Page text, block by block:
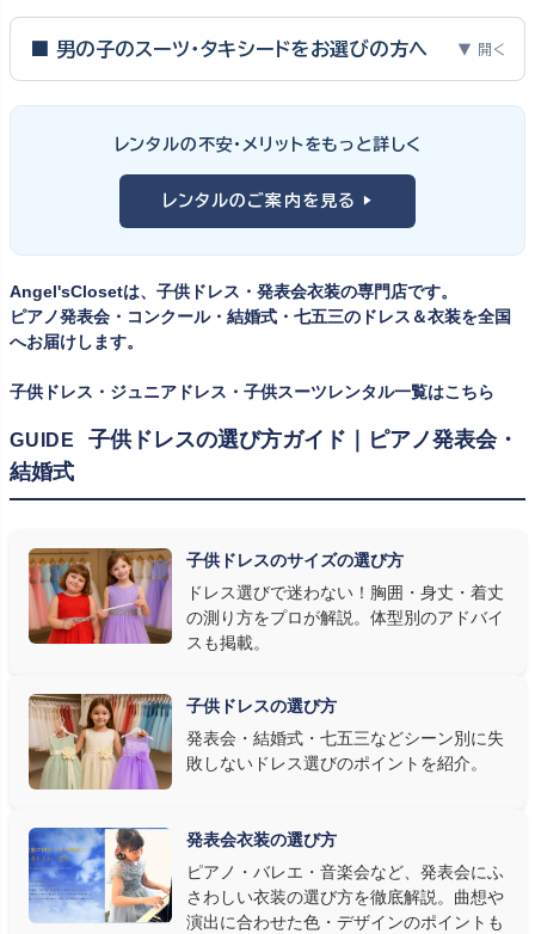
ピアノ発表会・バイオリン発表会・コンクールの舞台は、お子様にと
って特別な一日。元ピアノ教師としての経験から、衣装選びで大切
① サイズは"ジャストフィット"を選ぶ
舞台上で最も美しく見えるのは、お子様の体にきちんと合ったサ
イズのドレス・スーツです。「大きめを買って長く着せたい」という
何よりお子様を輝かせます。レンタルなら、その時のジャストサイ
ズを遠慮なく選べるのが最大のメリット。胸囲・身丈の正しい測り
② 舞台で映える色・楽器に合うデザインを選ぶ
発表会の舞台は照明が強く、客席からは意外と色味が飛んで見え
ます。ネイビー・ブラック・深みのあるジュエルカラーはホールの照
す。またピアノ演奏なら落ち着いたシックなトーン、バイオリンやソ
ロ演奏なら華やかで視線を集めるデザイン、合唱やアンサンブル
なら衣装同士が調和するクラシカルな色合い、と演目に合わせた
③ 演奏の動きを妨げない設計か確認する
発表会ドレス選びで見落とされがちなのが"動きやすさ"です。ピ
アノならペダル操作を妨げない丈感、バイオリンなら弓を動かす
右腕のゆとり、管楽器なら胸元の締め付けがないこと——演奏の
質は衣装で変わります。Angel's Closetのレンタル衣装は、元ピ
アノ教師の店長が発表会・コンクールでのご使用を前提に厳選し
た商品
を多数ご用意しています。
■ 男の子のスーツ・タキシードをお選びの方へ ▼ 開く
向け、スリーピーススーツやベストスタイルは合唱・アンサンブル向
けと、シーンで使い分けるのがおすすめです。詳しくは
ツ・タキシード一覧
レンタルの不安・メリットをもっと詳しく
レンタルのご案内を見る ▶
Angel'sClosetは、子供ドレス・発表会衣装の専門店です。
ピアノ発表会・コンクール・結婚式・七五三のドレス＆衣装を全国
へお届けします。
子供ドレス・ジュニアドレス・子供スーツレンタル一覧はこちら
GUIDE
子供ドレスの選び方ガイド｜ピアノ発表会・
結婚式
子供ドレスのサイズの選び方
ドレス選びで迷わない！胸囲・身丈・着丈
の測り方をプロが解説。体型別のアドバイ
スも掲載。
子供ドレスの選び方
発表会・結婚式・七五三などシーン別に失
敗しないドレス選びのポイントを紹介。
発表会衣装の選び方
ピアノ・バレエ・音楽会など、発表会にふ
さわしい衣装の選び方を徹底解説。曲想や
演出に合わせた色・デザインのポイントも